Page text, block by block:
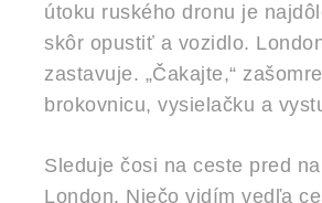
útoku ruského dronu je
skôr opustiť a vozidlo.
zastavuje. „Čakajte,“
brokovnicu, vysielačku a
Sleduje čosi na ceste pred
London. Niečo vidím vedľa